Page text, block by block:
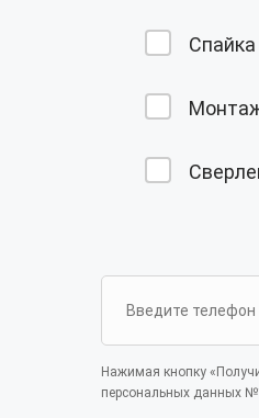
Спайка
Нажимая кнопку
персональных данных